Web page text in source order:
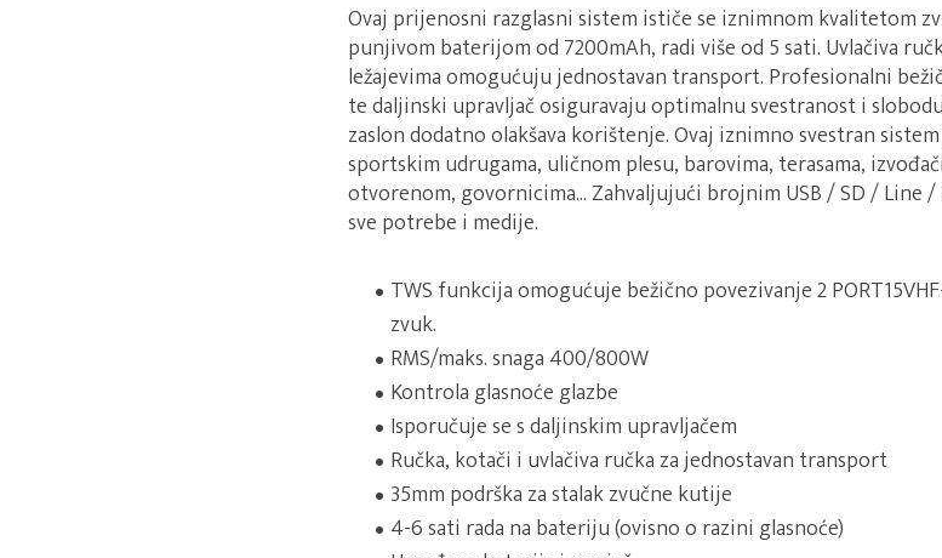
Ovaj prijenosni razglasni sistem ističe se iznimnom kvalitetom
punjivom baterijom od 7200mAh, radi više od 5 sati. Uvlačiva
ležajevima omogućuju jednostavan transport. Profesionalni
te daljinski upravljač osiguravaju optimalnu svestranost i
zaslon dodatno olakšava korištenje. Ovaj iznimno svestran
sportskim udrugama, uličnom plesu, barovima, terasama,
otvorenom, govornicima... Zahvaljujući brojnim USB / SD / Line
sve potrebe i medije.
TWS funkcija omogućuje bežično povezivanje 2
zvuk.
RMS/maks. snaga 400/800W
Kontrola glasnoće glazbe
Isporučuje se s daljinskim upravljačem
Ručka, kotači i uvlačiva ručka za jednostavan transport
35mm podrška za stalak zvučne kutije
4-6 sati rada na bateriju (ovisno o razini glasnoće)